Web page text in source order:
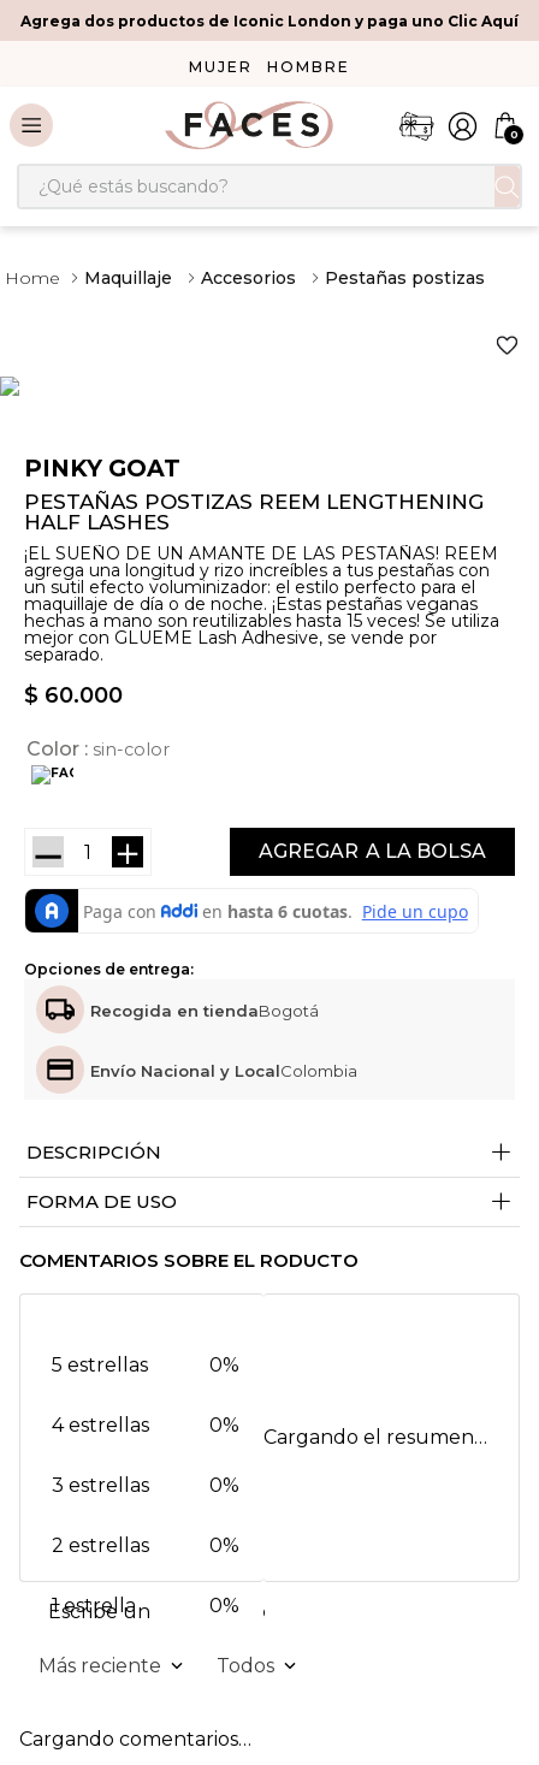
Agrega dos productos de Iconic London y paga uno Clic Aquí
MUJER HOMBRE
0
¿Qué estás buscando?
Maquillaje Accesorios Pestañas postizas
PINKY GOAT
PESTAÑAS POSTIZAS REEM LENGTHENING
HALF LASHES
¡EL SUEÑO DE UN AMANTE DE LAS PESTAÑAS! REEM
agrega una longitud y rizo increíbles a tus pestañas con
un sutil efecto voluminizador: el estilo perfecto para el
maquillaje de día o de noche. ¡Estas pestañas veganas
hechas a mano son reutilizables hasta 15 veces! Se utiliza
mejor con GLUEME Lash Adhesive, se vende por
separado.
$ 60.000
Color sin-color
＋
－ AGREGAR
Opciones de entrega:
Recogida en tiendaBogotá
Envío Nacional y LocalColombia
DESCRIPCIÓN +
FORMA DE USO +
COMENTARIOS SOBRE EL RODUCTO
Cargando el resumen…
5 estrellas 0%
4 estrellas 0%
3 estrellas 0%
2 estrellas 0%
1 estrella 0%
Escribe un comentario
Título
Más reciente Todos
Cargando comentarios…